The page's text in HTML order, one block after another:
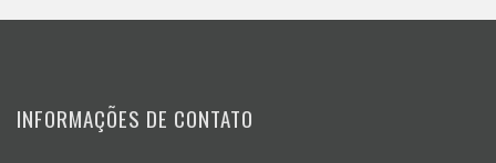
INFORMAÇÕES DE CONTATO